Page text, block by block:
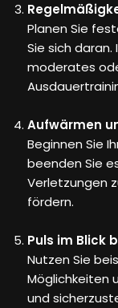
Planen Sie
Sie sich
moderates
Aufwärmen
Beginnen Sie
beenden Sie
Verletzungen
fördern.
Puls im Blick
Nutzen Sie
Möglichkeiten
und